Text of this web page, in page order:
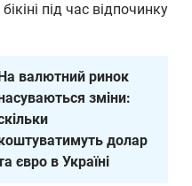
під час відпочинку
валютний ринок
зміни:
долар
євро в Україні